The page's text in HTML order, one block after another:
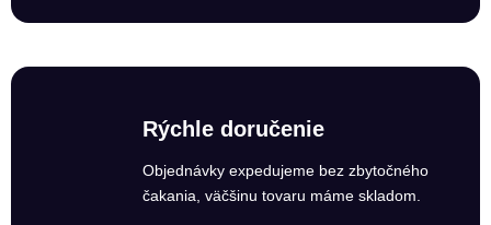
Rýchle doručenie
Objednávky expedujeme bez zbytočného
čakania, väčšinu tovaru máme skladom.